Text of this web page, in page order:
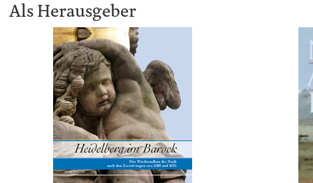
Als Herausgeber